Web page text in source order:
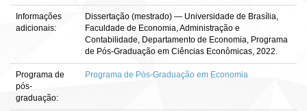
Informações
adicionais:
Dissertação (mestrado) — Universidade de Brasília,
Faculdade de Economia, Administração e
Contabilidade, Departamento de Economia, Programa
de Pós-Graduação em Ciências Econômicas, 2022.
Programa de
pós-
graduação:
Programa de Pós-Graduação em Economia